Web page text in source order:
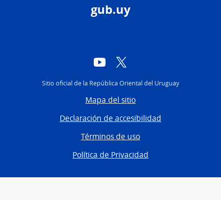
gub.uy
YouTube
Sitio oficial de la República Oriental del Uruguay
Mapa del sitio
Declaración de accesibilidad
Términos de uso
Política de Privacidad